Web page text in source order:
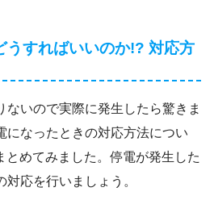
うすればいいのか!? 対応方
ないので実際に発生したら驚きま
になったときの対応方法につい
とめてみました。停電が発生した
応を行いましょう。